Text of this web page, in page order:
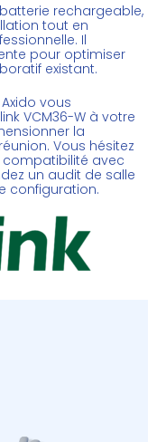
rechargeable,
tout en
Il
pour optimiser
existant.
vous
VCM36-W à votre
la
Vous hésitez
avec
un audit de salle
configuration.